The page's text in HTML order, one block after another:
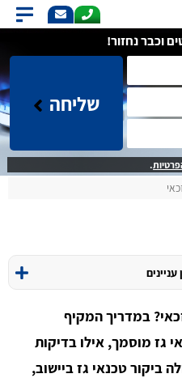
וכבר נחזור!
שליחה
.
במדריך המקיף
גז מוסמך, אילו בדיקות
ביקור טכנאי גז ביישוב,